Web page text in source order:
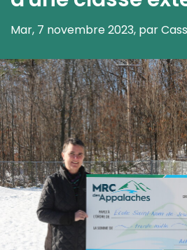
Mar, 7 novembre 2023, par